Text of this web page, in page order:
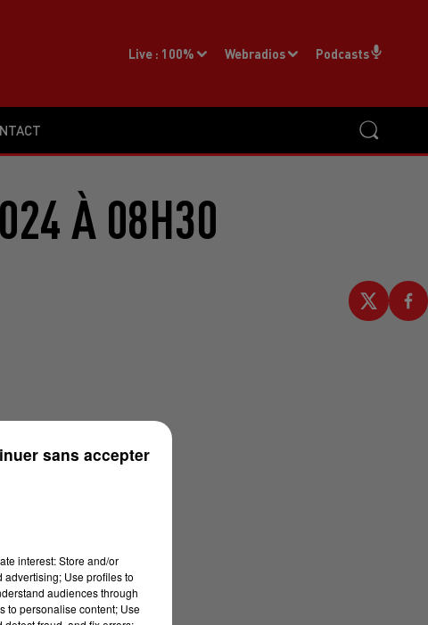
Live : 100% Webradios Podcasts
À 08H30
interest: Store and/or
Use profiles to
audiences through
to personalise content; Use
sans accepter